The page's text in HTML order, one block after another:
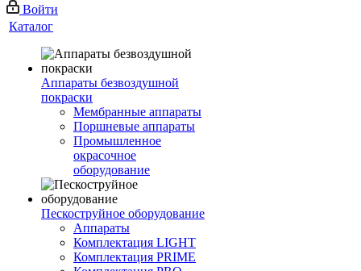
Войти
Каталог
Аппараты безвоздушной
покраски
Мембранные аппараты
Поршневые аппараты
Промышленное
окрасочное
оборудование
Пескоструйное оборудование
Аппараты
Комплектация LIGHT
Комплектация PRIME